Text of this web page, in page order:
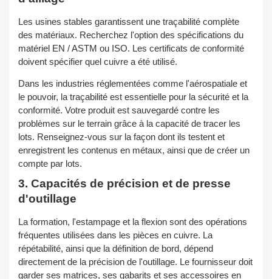
Les usines stables garantissent une traçabilité complète
des matériaux. Recherchez l'option des spécifications du
matériel EN / ASTM ou ISO. Les certificats de conformité
doivent spécifier quel cuivre a été utilisé.
Dans les industries réglementées comme l'aérospatiale et
le pouvoir, la traçabilité est essentielle pour la sécurité et la
conformité. Votre produit est sauvegardé contre les
problèmes sur le terrain grâce à la capacité de tracer les
lots. Renseignez-vous sur la façon dont ils testent et
enregistrent les contenus en métaux, ainsi que de créer un
compte par lots.
3. Capacités de précision et de presse
d'outillage
La formation, l'estampage et la flexion sont des opérations
fréquentes utilisées dans les pièces en cuivre. La
répétabilité, ainsi que la définition de bord, dépend
directement de la précision de l'outillage. Le fournisseur doit
garder ses matrices, ses gabarits et ses accessoires en